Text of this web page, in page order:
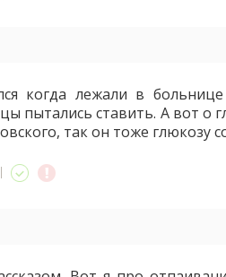
когда лежали в
пытались ставить. А вот о
так он тоже глюкозу